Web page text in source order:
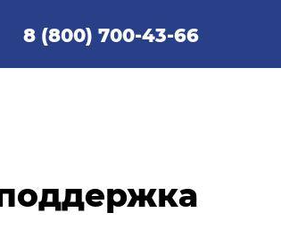
8 (800) 700-43-66